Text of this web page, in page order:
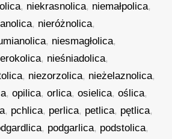
, niekrasnolica, niemałpolica,
, nieróżnolica,
, niesmagłolica,
, nieśniadolica,
, niezorzolica, nieżelaznolica,
,opilica,orlica,osielica,oślica,
, pchlica, perlica, petlica, pętlica,
, podgarlica, podstolica,